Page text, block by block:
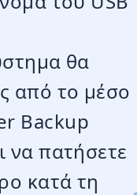
θα
από το μέσο
Backup
να πατήσετε
κατά τη